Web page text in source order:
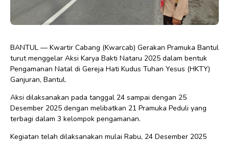
BANTUL — Kwartir Cabang (Kwarcab) Gerakan Pramuka Bantul
turut menggelar Aksi Karya Bakti Nataru 2025 dalam bentuk
Pengamanan Natal di Gereja Hati Kudus Tuhan Yesus (HKTY)
Ganjuran, Bantul.
Aksi dilaksanakan pada tanggal 24 sampai dengan 25
Desember 2025 dengan melibatkan 21 Pramuka Peduli yang
terbagi dalam 3 kelompok pengamanan.
Kegiatan telah dilaksanakan mulai Rabu, 24 Desember 2025